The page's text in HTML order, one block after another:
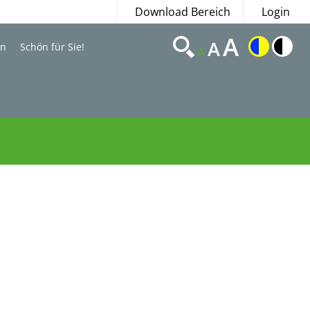
Download Bereich Login
Schön für Sie! AAA